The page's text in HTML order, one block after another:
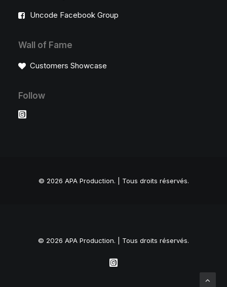
Uncode Facebook Group
Wall of Fame
Customers Showcase
Follow
© 2026 APA Production. | Tous droits réservés.
© 2026 APA Production. | Tous droits réservés.